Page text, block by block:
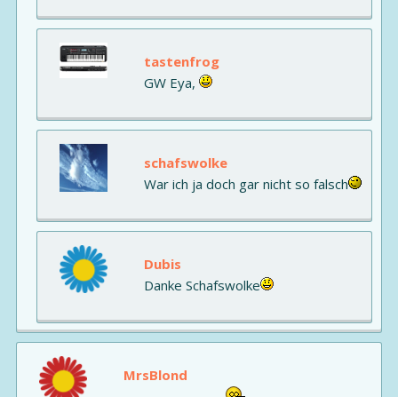
tastenfrog
GW Eya,
schafswolke
War ich ja doch gar nicht so falsch
Dubis
Danke Schafswolke
MrsBlond